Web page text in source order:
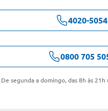
4020-5054
0800 705
De segunda a domingo, das 8h às